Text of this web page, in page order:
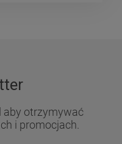
aby otrzymywać
i promocjach.